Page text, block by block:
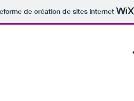
de création de sites internet